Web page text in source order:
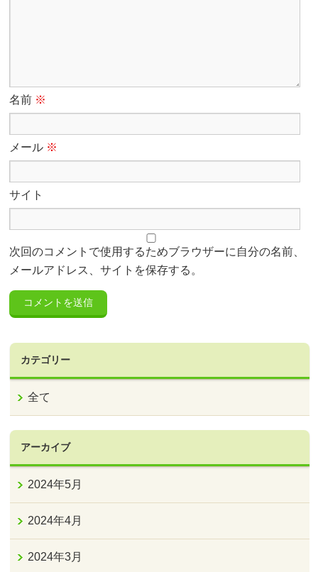
名前 ※
メール ※
サイト
次回のコメントで使用するためブラウザーに自分の名前、
メールアドレス、サイトを保存する。
カテゴリー
全て
アーカイブ
2024年5月
2024年4月
2024年3月